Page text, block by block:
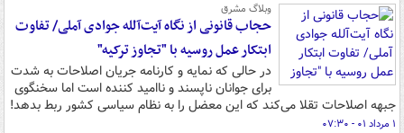
وبلاگ مشرق
حجاب قانونی از نگاه آیت‌آلله جوادی آملی/ تفاوت
ابتکار عمل روسیه با "تجاوز ترکیه"
در حالی که نمایه و کارنامه جریان اصلاحات به شدت
برای جوانان ناپسند و ناامید کننده است اما سخنگوی
جبهه اصلاحات تقلا می‌کند که این معضل را به نظام سیاسی کشور ربط بدهد!
۱ مرداد ۰۱ - ۰۷:۳۰